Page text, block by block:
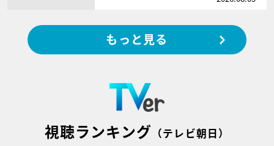
もっと見る
視聴ランキング （テレビ朝日）